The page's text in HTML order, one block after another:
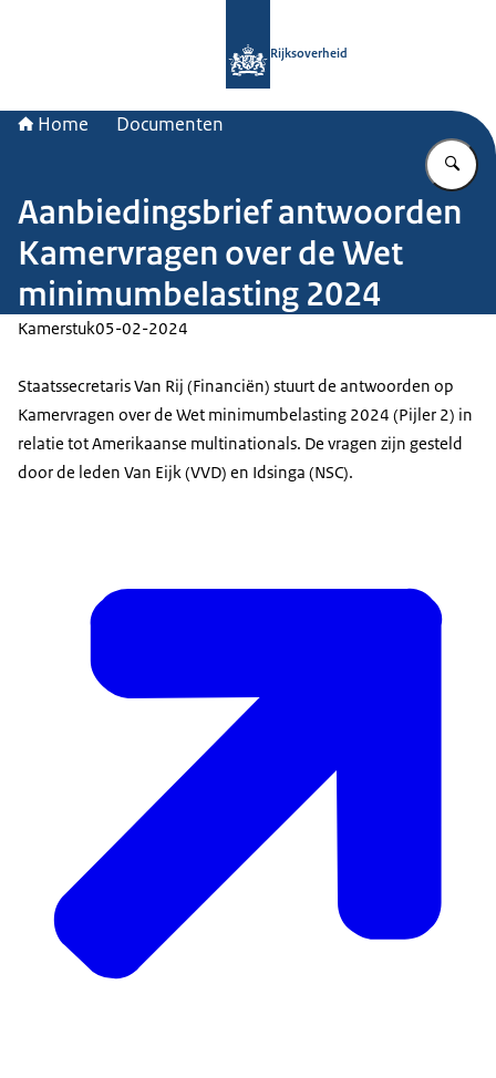
Rijksoverheid
Home Documenten
Aanbiedingsbrief antwoorden
Kamervragen over de Wet
minimumbelasting 2024
Kamerstuk05-02-2024
Staatssecretaris Van Rij (Financiën) stuurt de antwoorden op
Kamervragen over de Wet minimumbelasting 2024 (Pijler 2) in
relatie tot Amerikaanse multinationals. De vragen zijn gesteld
door de leden Van Eijk (VVD) en Idsinga (NSC).